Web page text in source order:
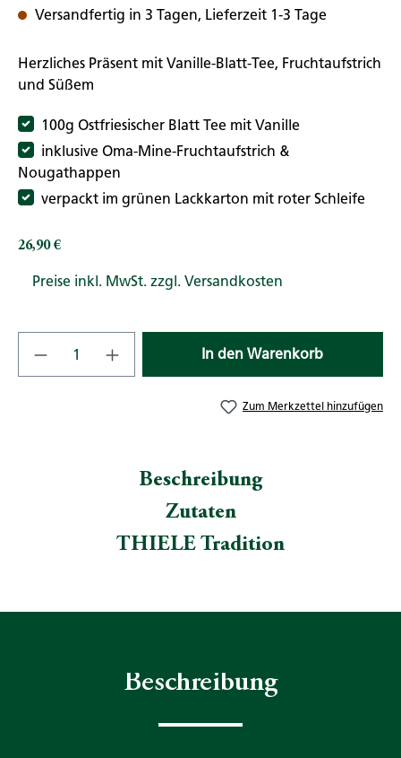
Versandfertig in 3 Tagen, Lieferzeit 1-3 Tage
Herzliches Präsent mit Vanille-Blatt-Tee, Fruchtaufstrich
und Süßem
100g Ostfriesischer Blatt Tee mit Vanille
inklusive Oma-Mine-Fruchtaufstrich &
Nougathappen
verpackt im grünen Lackkarton mit roter Schleife
Regulärer Preis:
26,90 €
Preise inkl. MwSt. zzgl. Versandkosten
Produkt Anzahl: Gib den gewünschten
In den Warenkorb
Zum Merkzettel hinzufügen
Beschreibung
Zutaten
THIELE Tradition
Beschreibung